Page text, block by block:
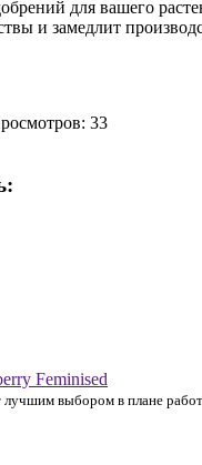
для вашего
и замедлит
33
Feminised
выбором в плане